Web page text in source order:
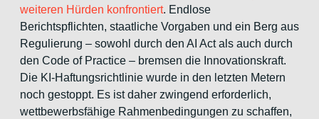
weiteren Hürden konfrontiert. Endlose
Berichtspflichten, staatliche Vorgaben und ein Berg aus
Regulierung – sowohl durch den AI Act als auch durch
den Code of Practice – bremsen die Innovationskraft.
Die KI-Haftungsrichtlinie wurde in den letzten Metern
noch gestoppt. Es ist daher zwingend erforderlich,
wettbewerbsfähige Rahmenbedingungen zu schaffen,